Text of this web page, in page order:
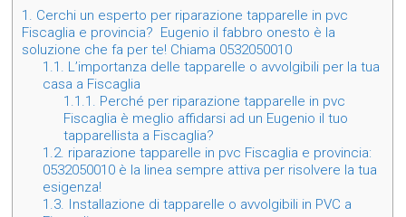
1. Cerchi un esperto per riparazione tapparelle in pvc
Fiscaglia e provincia? Eugenio il fabbro onesto è la
soluzione che fa per te! Chiama 0532050010
1.1. L’importanza delle tapparelle o avvolgibili per la tua
casa a Fiscaglia
1.1.1. Perché per riparazione tapparelle in pvc
Fiscaglia è meglio affidarsi ad un Eugenio il tuo
tapparellista a Fiscaglia?
1.2. riparazione tapparelle in pvc Fiscaglia e provincia:
0532050010 è la linea sempre attiva per risolvere la tua
esigenza!
1.3. Installazione di tapparelle o avvolgibili in PVC a